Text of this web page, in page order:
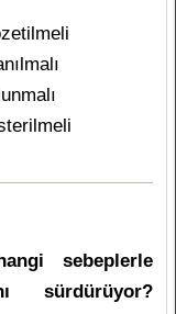
sebeplerle
sürdürüyor?